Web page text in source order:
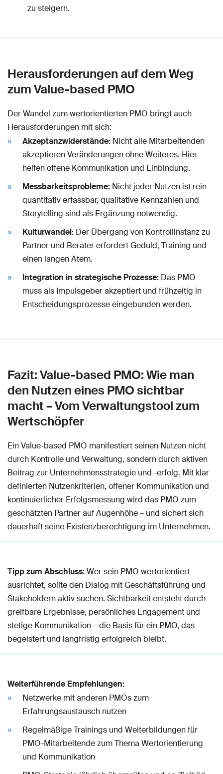
zu steigern.
Herausforderungen auf dem Weg
zum Value-based PMO
Der Wandel zum wertorientierten PMO bringt auch
Herausforderungen mit sich:
Akzeptanzwiderstände: Nicht alle Mitarbeitenden
akzeptieren Veränderungen ohne Weiteres. Hier
helfen offene Kommunikation und Einbindung.
Messbarkeitsprobleme: Nicht jeder Nutzen ist rein
quantitativ erfassbar, qualitative Kennzahlen und
Storytelling sind als Ergänzung notwendig.
Kulturwandel: Der Übergang von Kontrollinstanz zu
Partner und Berater erfordert Geduld, Training und
einen langen Atem.
Integration in strategische Prozesse: Das PMO
muss als Impulsgeber akzeptiert und frühzeitig in
Entscheidungsprozesse eingebunden werden.
Fazit: Value-based PMO: Wie man
den Nutzen eines PMO sichtbar
macht – Vom Verwaltungstool zum
Wertschöpfer
Ein Value-based PMO manifestiert seinen Nutzen nicht
durch Kontrolle und Verwaltung, sondern durch aktiven
Beitrag zur Unternehmensstrategie und -erfolg. Mit klar
definierten Nutzenkriterien, offener Kommunikation und
kontinuierlicher Erfolgsmessung wird das PMO zum
geschätzten Partner auf Augenhöhe – und sichert sich
dauerhaft seine Existenzberechtigung im Unternehmen.
Tipp zum Abschluss:Wer sein PMO wertorientiert
ausrichtet, sollte den Dialog mit Geschäftsführung und
Stakeholdern aktiv suchen. Sichtbarkeit entsteht durch
greifbare Ergebnisse, persönliches Engagement und
stetige Kommunikation – die Basis für ein PMO, das
begeistert und langfristig erfolgreich bleibt.
Weiterführende Empfehlungen:
Netzwerke mit anderen PMOs zum
Erfahrungsaustausch nutzen
Regelmäßige Trainings und Weiterbildungen für
PMO-Mitarbeitende zum Thema Wertorientierung
und Kommunikation